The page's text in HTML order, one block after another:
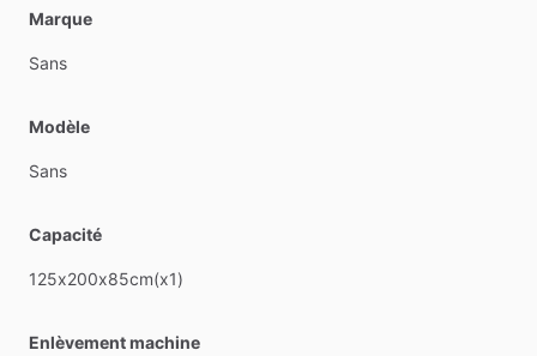
Marque
Sans
Modèle
Sans
Capacité
125x200x85cm(x1)
Enlèvement machine